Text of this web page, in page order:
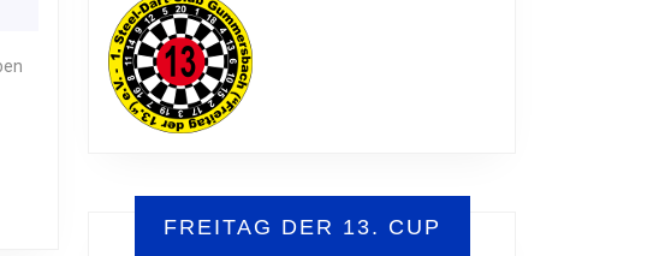
FREITAG DER 13. CUP